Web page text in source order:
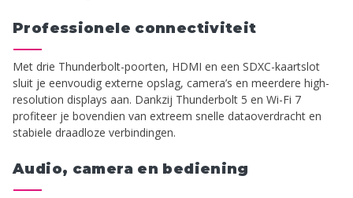
Professionele connectiviteit
Met drie Thunderbolt-poorten, HDMI en een SDXC-kaartslot
sluit je eenvoudig externe opslag, camera’s en meerdere high-
resolution displays aan. Dankzij Thunderbolt 5 en Wi-Fi 7
profiteer je bovendien van extreem snelle dataoverdracht en
stabiele draadloze verbindingen.
Audio, camera en bediening